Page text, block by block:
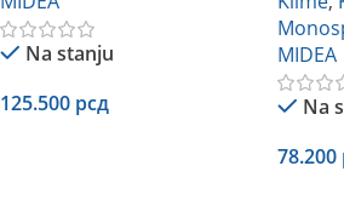
Na stanju
125.500 рсд
MIDEA
Na
78.200